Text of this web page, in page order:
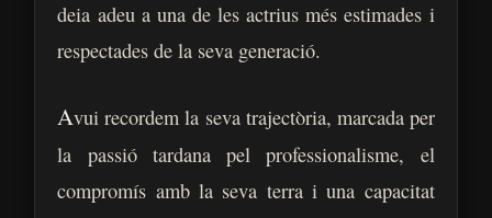
deia adeu a una de les actrius més estimades i
respectades de la seva generació.
Avui recordem la seva trajectòria, marcada per
la passió tardana pel professionalisme, el
compromís amb la seva terra i una capacitat